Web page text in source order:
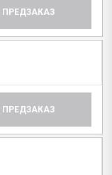
ПРЕДЗАКАЗ
ПРЕДЗАКАЗ